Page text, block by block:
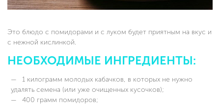
Это блюдо с помидорами и с луком будет приятным на вкус и
с нежной кислинкой.
НЕОБХОДИМЫЕ ИНГРЕДИЕНТЫ:
1 килограмм молодых кабачков, в которых не нужно
удалять семена (или уже очищенных кусочков);
400 грамм помидоров;